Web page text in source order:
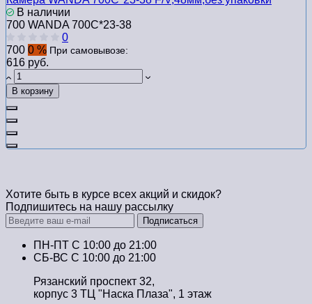
В наличии
700 WANDA 700C*23-38
0
700 0 % При самовывозе:
616 руб.
В корзину
Хотите быть в курсе всех акций и скидок?
Подпишитесь на нашу рассылку
Подписаться
ПН-ПТ C 10:00 до 21:00
СБ-ВС С 10:00 до 21:00
Рязанский проспект 32,
корпус 3 ТЦ "Наска Плаза", 1 этаж